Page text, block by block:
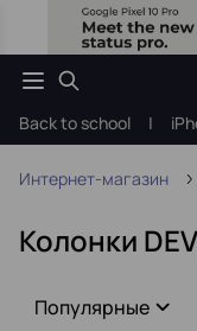
Back to school |
Интернет-магазин
Колонки
Популярные